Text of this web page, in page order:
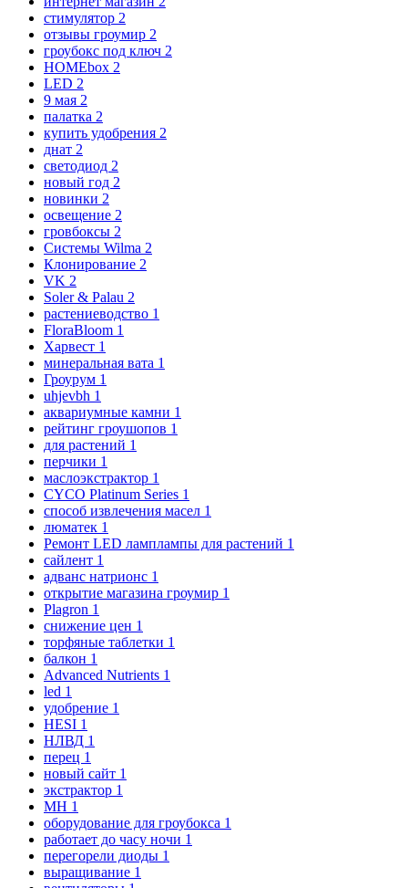
стимулятор 2
отзывы гроумир 2
гроубокс под ключ 2
HOMEbox 2
LED 2
9 мая 2
палатка 2
купить удобрения 2
днат 2
светодиод 2
новый год 2
новинки 2
освещение 2
гровбоксы 2
Системы Wilma 2
Клонирование 2
VK 2
Soler & Palau 2
растениеводство 1
FloraBloom 1
Харвест 1
минеральная вата 1
Гроурум 1
uhjevbh 1
аквариумные камни 1
рейтинг гроушопов 1
для растений 1
перчики 1
маслоэкстрактор 1
CYCO Platinum Series 1
способ извлечения масел 1
люматек 1
Ремонт LED ламплампы для растений 1
сайлент 1
адванс натрионс 1
открытие магазина гроумир 1
Plagron 1
снижение цен 1
торфяные таблетки 1
балкон 1
Advanced Nutrients 1
led 1
удобрение 1
HESI 1
НЛВД 1
перец 1
новый сайт 1
экстрактор 1
MH 1
оборудование для гроубокса 1
работает до часу ночи 1
перегорели диоды 1
выращивание 1